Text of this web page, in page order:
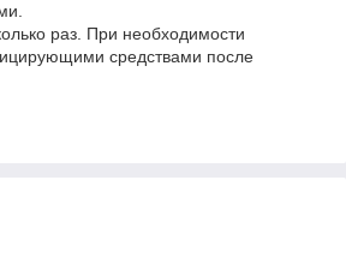
раз. При необходимости
средствами после